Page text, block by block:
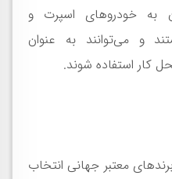
به خودروهای اسپرت و
و می‌توانند به عنوان
کار استفاده شوند.
معتبر جهانی انتخاب